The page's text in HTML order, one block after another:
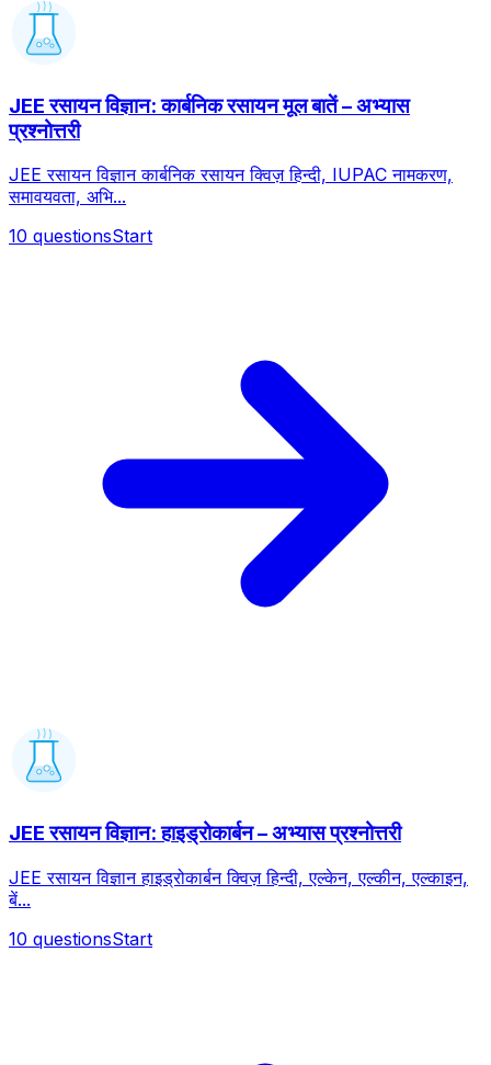
JEE रसायन विज्ञान: कार्बनिक रसायन मूल बातें – अभ्यास
प्रश्नोत्तरी
JEE रसायन विज्ञान कार्बनिक रसायन क्विज़ हिन्दी, IUPAC नामकरण,
समावयवता, अभि...
10 questionsStart
JEE रसायन विज्ञान: हाइड्रोकार्बन – अभ्यास प्रश्नोत्तरी
JEE रसायन विज्ञान हाइड्रोकार्बन क्विज़ हिन्दी, एल्केन, एल्कीन, एल्काइन,
बें...
10 questionsStart